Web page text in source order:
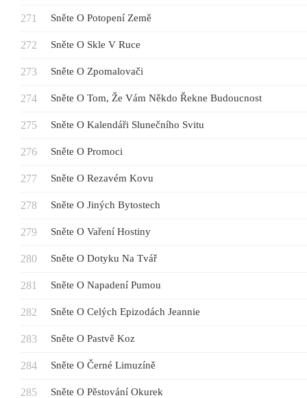
Sněte O Potopení Země
Sněte O Skle V Ruce
Sněte O Zpomalovači
Sněte O Tom, Že Vám Někdo Řekne Budoucnost
Sněte O Kalendáři Slunečního Svitu
Sněte O Promoci
Sněte O Rezavém Kovu
Sněte O Jiných Bytostech
Sněte O Vaření Hostiny
Sněte O Dotyku Na Tvář
Sněte O Napadení Pumou
Sněte O Celých Epizodách Jeannie
Sněte O Pastvě Koz
Sněte O Černé Limuzíně
Sněte O Pěstování Okurek